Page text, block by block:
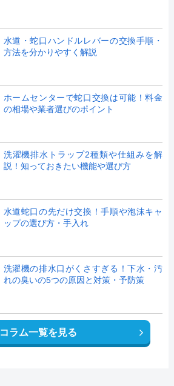
水道・蛇口ハンドルレバーの交換手順・
方法を分かりやすく解説
ホームセンターで蛇口交換は可能！料金
の相場や業者選びのポイント
洗濯機排水トラップ2種類や仕組みを解
説！知っておきたい機能や選び方
水道蛇口の先だけ交換！手順や泡沫キャ
ップの選び方・手入れ
洗濯機の排水口がくさすぎる！下水・汚
れの臭いの5つの原因と対策・予防策
コラム一覧を見る